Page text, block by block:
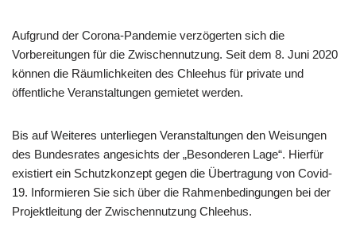
Aufgrund der Corona-Pandemie verzögerten sich die
Vorbereitungen für die Zwischennutzung. Seit dem 8. Juni 2020
können die Räumlichkeiten des Chleehus für private und
öffentliche Veranstaltungen gemietet werden.
Bis auf Weiteres unterliegen Veranstaltungen den Weisungen
des Bundesrates angesichts der „Besonderen Lage“. Hierfür
existiert ein Schutzkonzept gegen die Übertragung von Covid-
19. Informieren Sie sich über die Rahmenbedingungen bei der
Projektleitung der Zwischennutzung Chleehus.